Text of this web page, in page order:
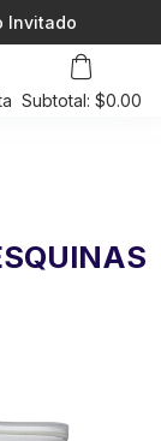
Invitado
Subtotal: $0.00